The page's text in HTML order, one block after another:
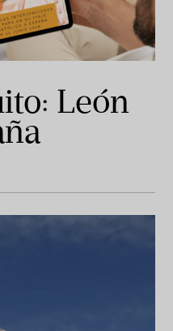
León